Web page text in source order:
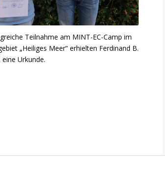
Teilnahme am MINT-EC-Camp im
„Heiliges Meer“ erhielten Ferdinand B.
eine Urkunde.